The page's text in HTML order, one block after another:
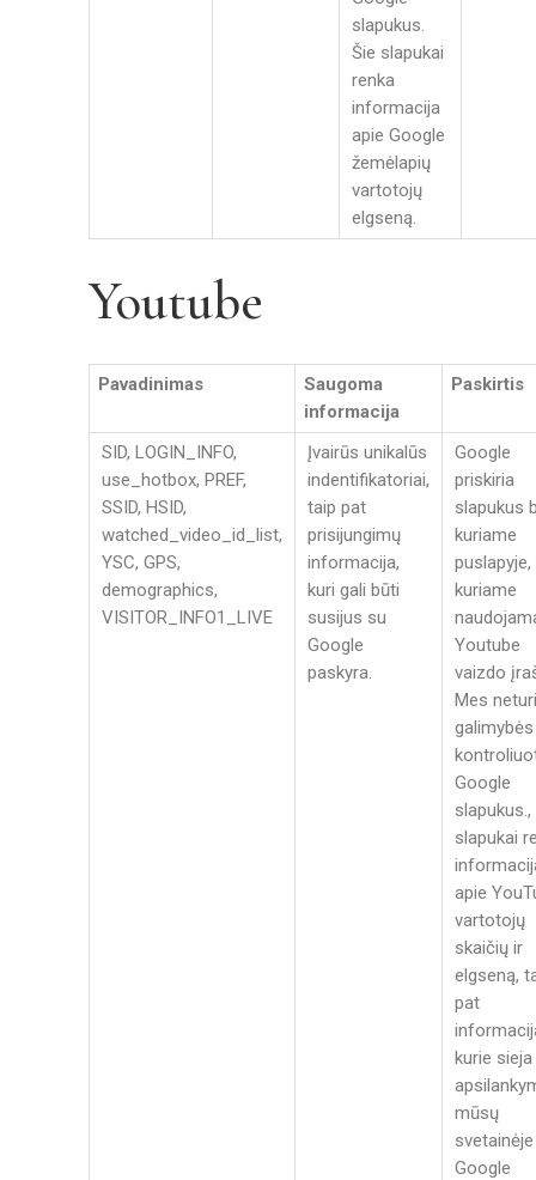
slapukus.
Šie slapukai
renka
informacija
apie Google
žemėlapių
vartotojų
elgseną.
Youtube
Pavadinimas
Saugoma
informacija
Paskirtis
SID, LOGIN_INFO,
use_hotbox, PREF,
SSID, HSID,
watched_video_id_list,
YSC, GPS,
demographics,
VISITOR_INFO1_LIVE
Įvairūs unikalūs
indentifikatoriai,
taip pat
prisijungimų
informacija,
kuri gali būti
susijus su
Google
paskyra.
Google
priskiria
slapukus
kuriame
puslapyje,
kuriame
Youtube
vaizdo
Mes
galimybės
Google
slapukus.,
slapukai
apie
vartotojų
skaičių ir
elgseną,
pat
kurie
mūsų
Google